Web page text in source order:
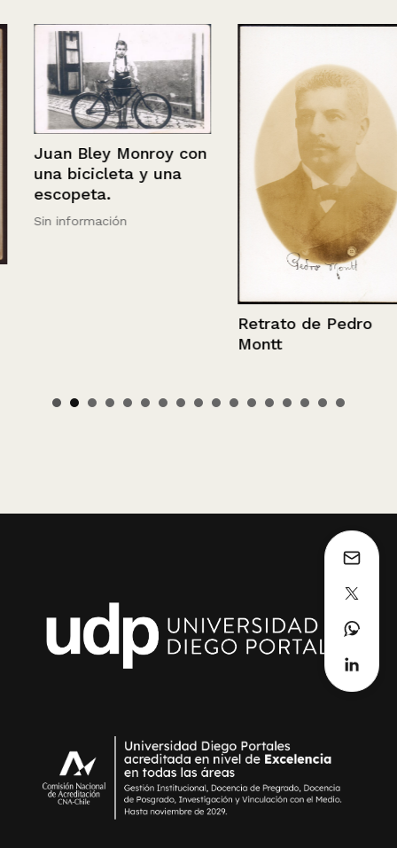
Juan Bley Monroy con
una bicicleta y una
escopeta.
Sin información
Retrato de Pedro
Montt